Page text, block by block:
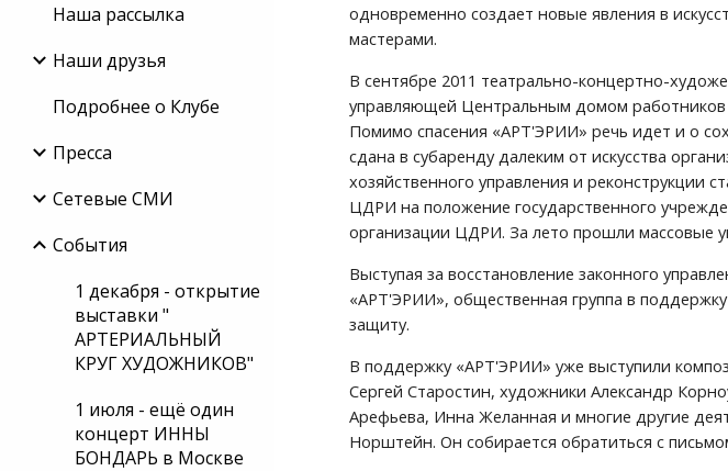
Наша рассылка
Наши друзья
Подробнее о Клубе
Пресса
Сетевые СМИ
События
1 декабря - открытие
выставки "
АРТЕРИАЛЬНЫЙ
КРУГ ХУДОЖНИКОВ"
1 июля - ещё один
концерт ИННЫ
БОНДАРЬ в Москве
одновременно создает новые явления в
мастерами.
В сентябре 2011 театрально-концертно-
управляющей Центральным домом работников
Помимо спасения «АРТ'ЭРИИ» речь идет и о
сдана в субаренду далеким от искусства
хозяйственного управления и реконструкции
ЦДРИ на положение государственного
организации ЦДРИ. За лето прошли массовые
Выступая за восстановление законного
«АРТ'ЭРИИ», общественная группа в
защиту.
В поддержку «АРТ'ЭРИИ» уже выступили
Сергей Старостин, художники Александр
Арефьева, Инна Желанная и многие другие
Норштейн. Он собирается обратиться с